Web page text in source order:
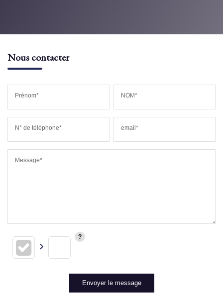
Nous contacter
Prénom* NOM*
N° de téléphone* email*
Message*
Envoyer le message